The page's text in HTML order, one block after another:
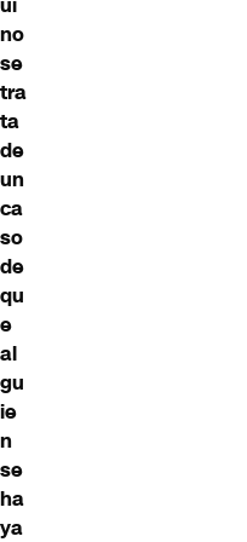
no
se
tra
ta
de
un
ca
so
de
qu
e
al
gu
ie
n
se
ha
ya